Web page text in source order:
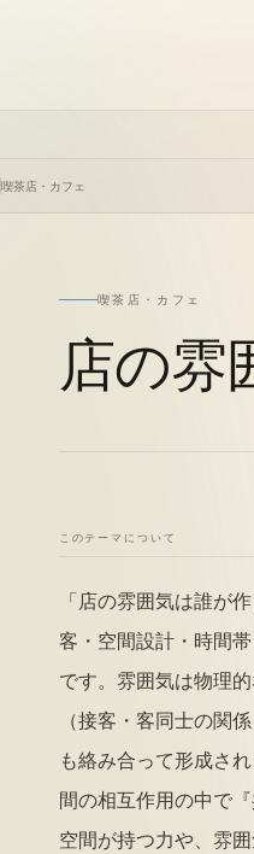
喫茶店・カフェ
喫茶店・カフェ
店の雰
このテーマについて
「店の雰囲気は誰が
客・空間設計・時間
です。雰囲気は物理
（接客・客同士の関
も絡み合って形成さ
間の相互作用の中で
空間が持つ力や、雰